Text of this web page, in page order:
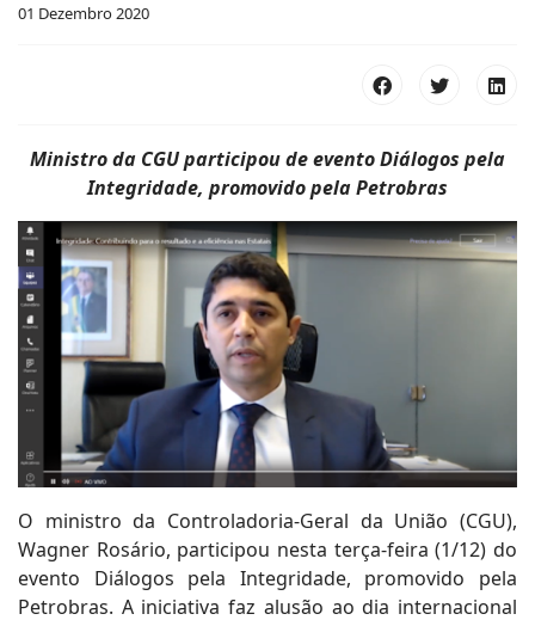
01 Dezembro 2020
Ministro da CGU participou de evento Diálogos pela
Integridade, promovido pela Petrobras
O ministro da Controladoria-Geral da União (CGU),
Wagner Rosário, participou nesta terça-feira (1/12) do
evento Diálogos pela Integridade, promovido pela
Petrobras. A iniciativa faz alusão ao dia internacional